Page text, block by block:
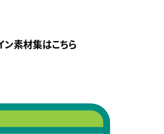
ン素材集はこちら